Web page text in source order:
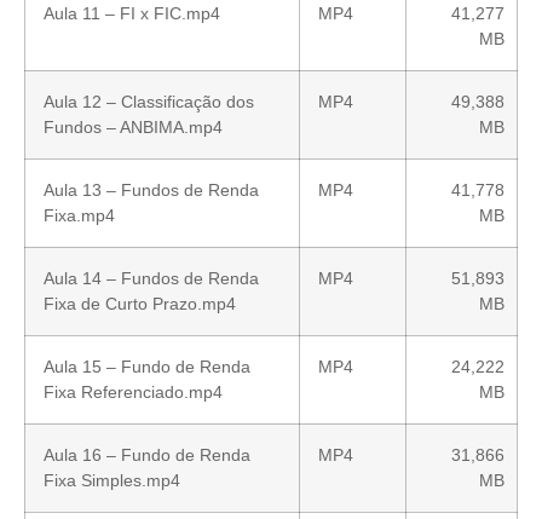
Aula 11 – FI x FIC.mp4 MP4
41,277
MB
Aula 12 – Classificação dos
Fundos – ANBIMA.mp4
MP4
49,388
MB
Aula 13 – Fundos de Renda
Fixa.mp4
MP4
41,778
MB
Aula 14 – Fundos de Renda
Fixa de Curto Prazo.mp4
MP4
51,893
MB
Aula 15 – Fundo de Renda
Fixa Referenciado.mp4
MP4
24,222
MB
Aula 16 – Fundo de Renda
Fixa Simples.mp4
MP4
31,866
MB